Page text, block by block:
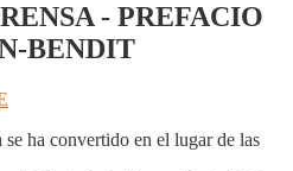
- PREFACIO
BENDIT
ha convertido en el lugar de las